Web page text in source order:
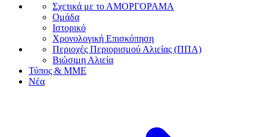
Σχετικά με το ΑΜΟΡΓΟΡΑΜΑ
Ομάδα
Ιστορικό
Χρονολογική Επισκόπηση
Περιοχές Περιορισμού Αλιείας (ΠΠΑ)
Βιώσιμη Αλιεία
Τύπος & ΜΜΕ
Νέα